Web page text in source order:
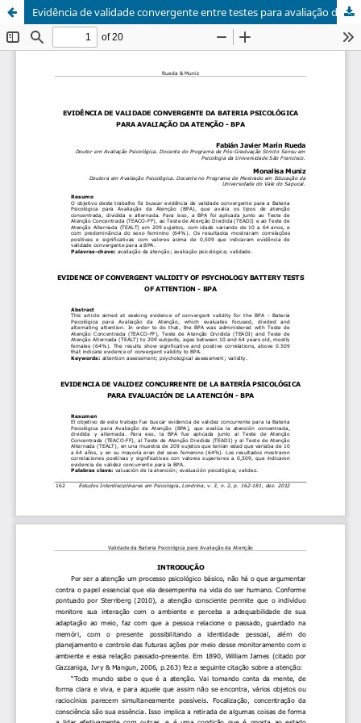
Evidência de validade convergente entre testes para avaliação da atenção concentrada, dividida e alternada